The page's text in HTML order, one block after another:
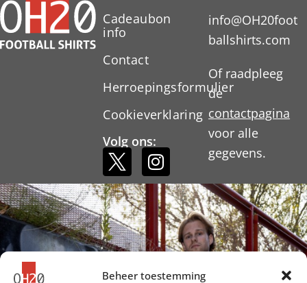
Beheer toestemming
Cadeaubon
info
Contact
Herroepingsformulier
Cookieverklaring
Volg ons:
info@OH20foot
ballshirts.com
Of raadpleeg
de
contactpagina
voor alle
gegevens.